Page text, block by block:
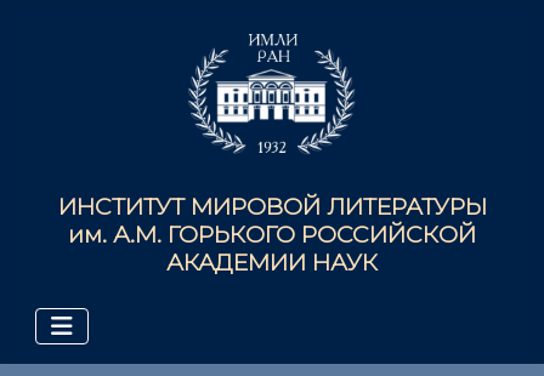
ИНСТИТУТ МИРОВОЙ ЛИТЕРАТУРЫ
им. А.М. ГОРЬКОГО РОССИЙСКОЙ
АКАДЕМИИ НАУК